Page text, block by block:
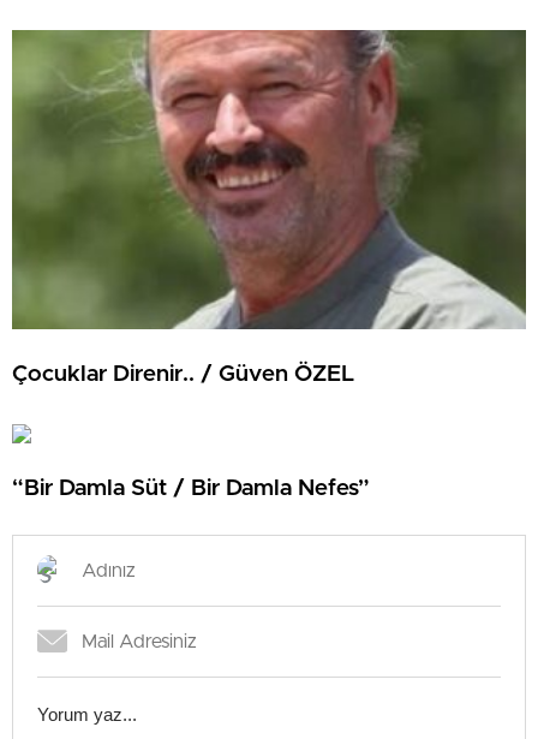
Çocuklar Direnir.. / Güven ÖZEL
“Bir Damla Süt / Bir Damla Nefes”